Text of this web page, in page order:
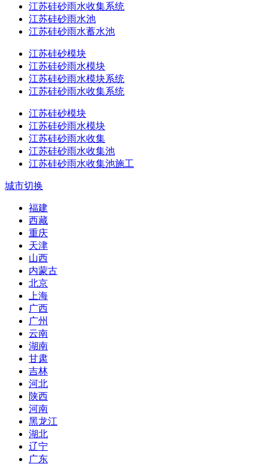
江苏硅砂雨水收集系统
江苏硅砂雨水池
江苏硅砂雨水蓄水池
江苏硅砂模块
江苏硅砂雨水模块
江苏硅砂雨水模块系统
江苏硅砂雨水收集系统
江苏硅砂模块
江苏硅砂雨水模块
江苏硅砂雨水收集
江苏硅砂雨水收集池
江苏硅砂雨水收集池施工
城市切换
福建
西藏
重庆
天津
山西
内蒙古
北京
上海
广西
广州
云南
湖南
甘肃
吉林
河北
陕西
河南
黑龙江
湖北
辽宁
广东